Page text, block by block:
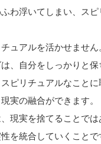
わ浮いてしまい、ス
ュアルを活かせません
、自分をしっかりと
ピリチュアルなことに
実の融合ができます。
現実を捨てることで
を統合していくことで